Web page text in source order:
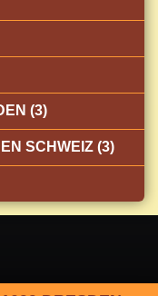
(3)
SCHWEIZ (3)